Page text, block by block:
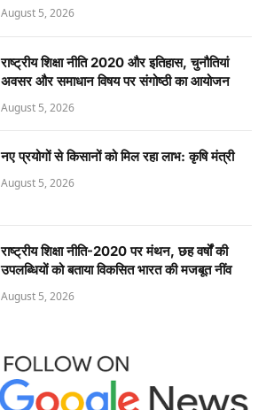
August 5, 2026
राष्ट्रीय शिक्षा नीति 2020 और इतिहास, चुनौतियां
अवसर और समाधान विषय पर संगोष्ठी का आयोजन
August 5, 2026
नए प्रयोगों से किसानों को मिल रहा लाभ: कृषि मंत्री
August 5, 2026
राष्ट्रीय शिक्षा नीति-2020 पर मंथन, छह वर्षों की
उपलब्धियों को बताया विकसित भारत की मजबूत नींव
August 5, 2026